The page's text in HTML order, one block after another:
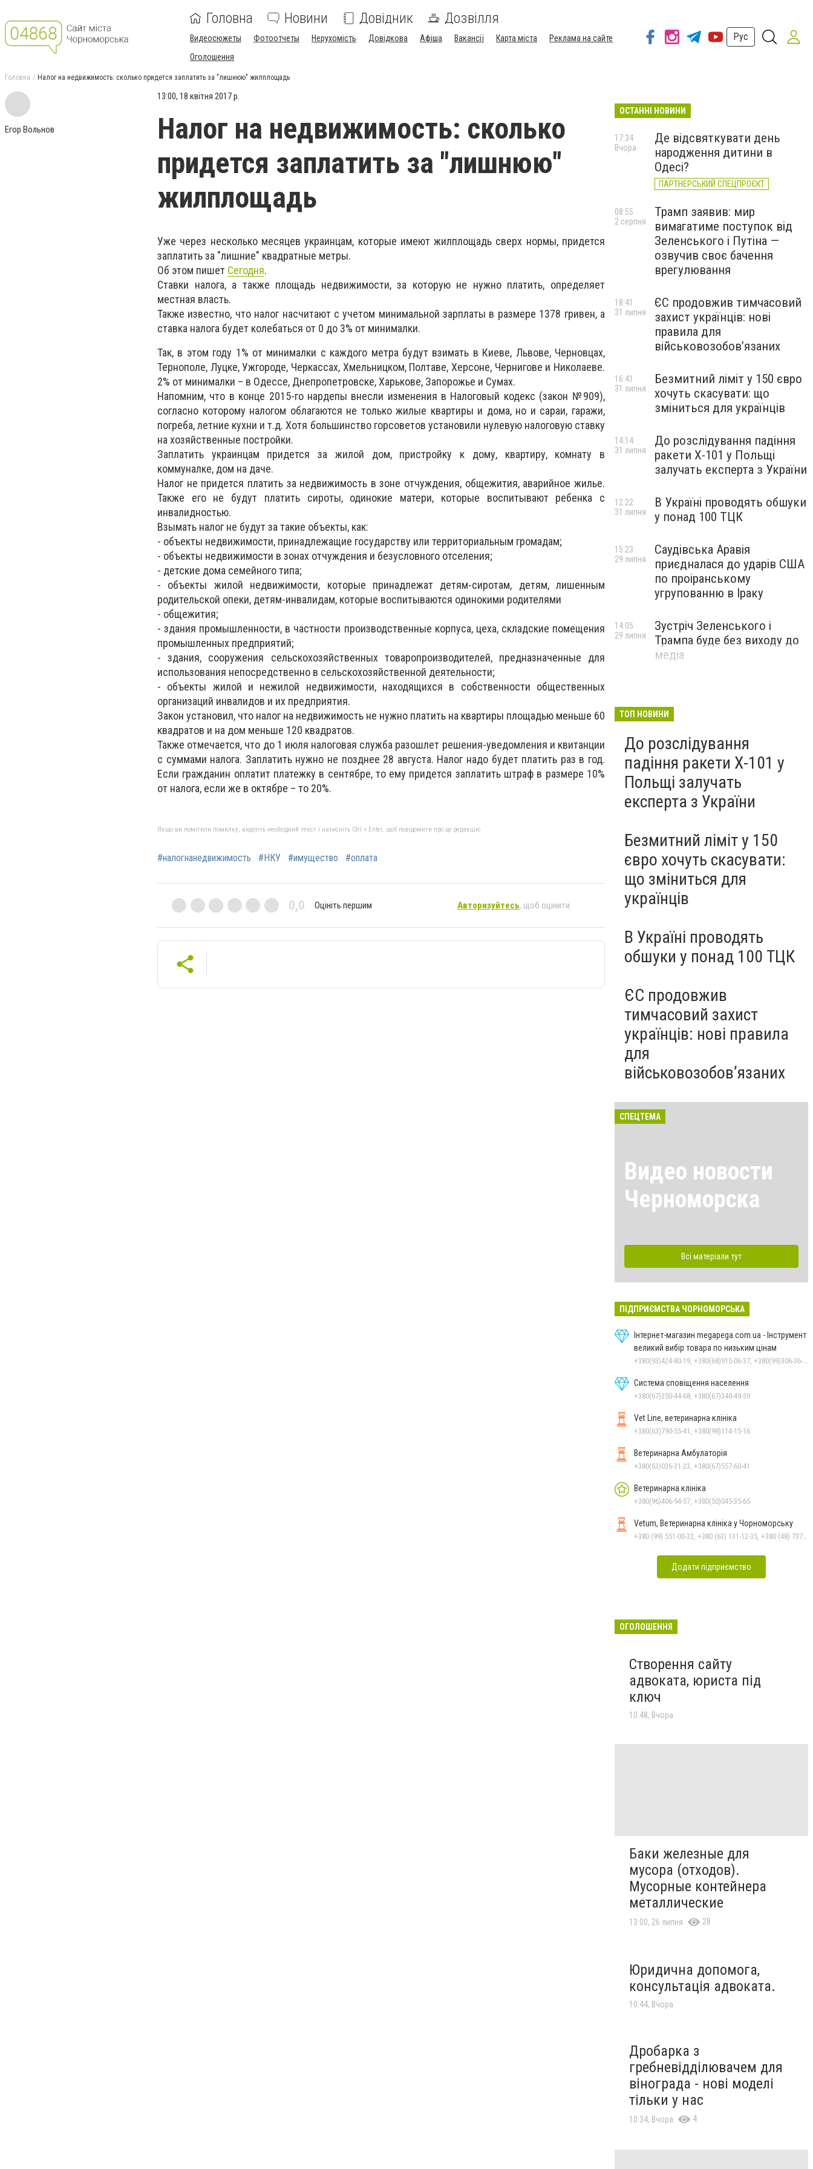
Головна Новини Довідник Дозвілля
Видеосюжеты Фотоотчеты Нерухомість Довідкова Афіша Вакансії Карта міста
Реклама на сайте
Оголошення
Рус
Головна Налог на недвижимость: сколько придется заплатить за "лишнюю" жилплощадь
Егор Вольнов
13:00, 18 квітня 2017 р.
Налог на недвижимость: сколько
придется заплатить за "лишнюю"
жилплощадь
Уже через несколько месяцев украинцам, которые имеют жилплощадь сверх нормы, придется
заплатить за "лишние" квадратные метры.
Об этом пишет Сегодня.
Ставки налога, а также площадь недвижимости, за которую не нужно платить, определяет
местная власть.
Также известно, что налог насчитают с учетом минимальной зарплаты в размере 1378 гривен, а
ставка налога будет колебаться от 0 до 3% от минималки.
Так, в этом году 1% от минималки с каждого метра будут взимать в Киеве, Львове, Черновцах,
Тернополе, Луцке, Ужгороде, Черкассах, Хмельницком, Полтаве, Херсоне, Чернигове и Николаеве.
2% от минималки – в Одессе, Днепропетровске, Харькове, Запорожье и Сумах.
Напомним, что в конце 2015-го нардепы внесли изменения в Налоговый кодекс (закон №909),
согласно которому налогом облагаются не только жилые квартиры и дома, но и сараи, гаражи,
погреба, летние кухни и т.д. Хотя большинство горсоветов установили нулевую налоговую ставку
на хозяйственные постройки.
Заплатить украинцам придется за жилой дом, пристройку к дому, квартиру, комнату в
коммуналке, дом на даче.
Налог не придется платить за недвижимость в зоне отчуждения, общежития, аварийное жилье.
Также его не будут платить сироты, одинокие матери, которые воспитывают ребенка с
инвалидностью.
Взымать налог не будут за такие объекты, как:
- объекты недвижимости, принадлежащие государству или территориальным громадам;
- объекты недвижимости в зонах отчуждения и безусловного отселения;
- детские дома семейного типа;
- объекты жилой недвижимости, которые принадлежат детям-сиротам, детям, лишенным
родительской опеки, детям-инвалидам, которые воспитываются одинокими родителями
- общежития;
- здания промышленности, в частности производственные корпуса, цеха, складские помещения
промышленных предприятий;
- здания, сооружения сельскохозяйственных товаропроизводителей, предназначенные для
использования непосредственно в сельскохозяйственной деятельности;
- объекты жилой и нежилой недвижимости, находящихся в собственности общественных
организаций инвалидов и их предприятия.
Закон установил, что налог на недвижимость не нужно платить на квартиры площадью меньше 60
квадратов и на дом меньше 120 квадратов.
Также отмечается, что до 1 июля налоговая служба разошлет решения-уведомления и квитанции
с суммами налога. Заплатить нужно не позднее 28 августа. Налог надо будет платить раз в год.
Если гражданин оплатит платежку в сентябре, то ему придется заплатить штраф в размере 10%
от налога, если же в октябре – то 20%.
Якщо ви помітили помилку, виділіть необхідний текст і натисніть Ctrl + Enter, щоб повідомити про це редакцію
#налогнанедвижимость #НКУ #имущество #оплата
0,0 Оцініть першим Авторизуйтесь, щоб оцінити
ОСТАННІ НОВИНИ
Де відсвяткувати день
народження дитини в
Одесі?
ПАРТНЕРСЬКИЙ СПЕЦПРОЄКТ
17:34
Вчора
Трамп заявив: мир
вимагатиме поступок від
Зеленського і Путіна —
озвучив своє бачення
врегулювання
08:55
2 серпня
ЄС продовжив тимчасовий
захист українців: нові
правила для
військовозобов’язаних
18:41
31 липня
Безмитний ліміт у 150 євро
хочуть скасувати: що
зміниться для українців
16:41
31 липня
До розслідування падіння
ракети Х-101 у Польщі
залучать експерта з України
14:14
31 липня
В Україні проводять обшуки
у понад 100 ТЦК
12:22
31 липня
Саудівська Аравія
приєдналася до ударів США
по проіранському
угрупованню в Іраку
15:23
29 липня
Зустріч Зеленського і
Трампа буде без виходу до
медіа
14:05
29 липня
ТОП НОВИНИ
До розслідування
падіння ракети Х-101 у
Польщі залучать
експерта з України
Безмитний ліміт у 150
євро хочуть скасувати:
що зміниться для
українців
В Україні проводять
обшуки у понад 100 ТЦК
ЄС продовжив
тимчасовий захист
українців: нові правила
для
військовозобов’язаних
СПЕЦТЕМА
Видео новости
Черноморска
Всі матеріали тут
ПІДПРИЄМСТВА ЧОРНОМОРСЬКА
Інтернет-магазин megapega.com.ua - Інструмент
великий вибір товара по низьким цінам
Система сповіщення населення
+380(67)350-44-68, +380(67)340-49-59
Vet Line, ветеринарна клініка
+380(63)790-55-41, +380(98)114-15-16
Ветеринарна Амбулаторія
+380(63)036-31-23, +380(67)557-60-41
Ветеринарна клініка
+380(96)406-94-57, +380(50)045-35-65
Vetum, Ветеринарна клініка у Чорноморську
Додати підприємство
ОГОЛОШЕННЯ
Створення сайту
адвоката, юриста під
ключ
10:48, Вчора
Баки железные для
мусора (отходов).
Мусорные контейнера
металлические
13:00, 26 липня 28
Юридична допомога,
консультація адвоката.
10:44, Вчора
Дробарка з
гребневідділювачем для
вінограда - нові моделі
тільки у нас
10:34, Вчора 4